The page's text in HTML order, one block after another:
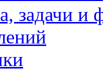
задачи и